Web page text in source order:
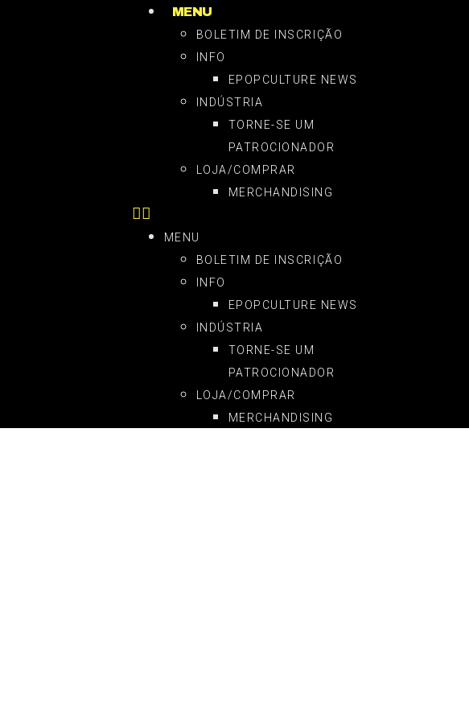
MENU
BOLETIM DE INSCRIÇÃO
INFO
EPOPCULTURE NEWS
INDÚSTRIA
TORNE-SE UM
PATROCIONADOR
LOJA/COMPRAR
MERCHANDISING
MENU
BOLETIM DE INSCRIÇÃO
INFO
EPOPCULTURE NEWS
INDÚSTRIA
TORNE-SE UM
PATROCIONADOR
LOJA/COMPRAR
MERCHANDISING